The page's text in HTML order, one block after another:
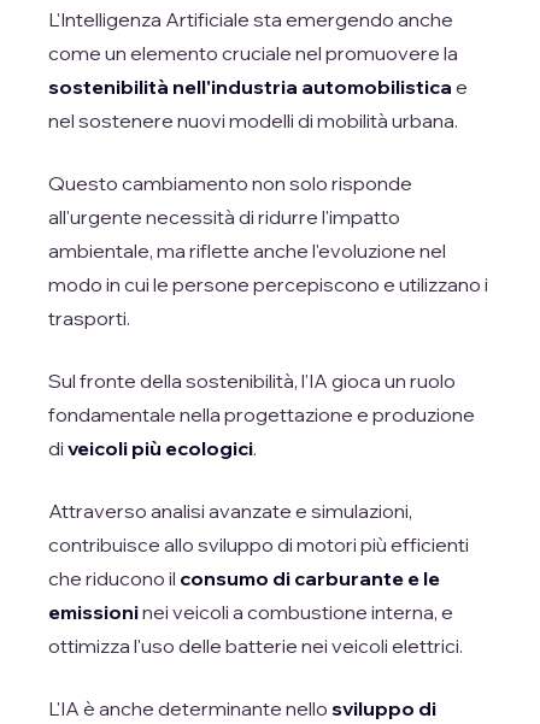
L'Intelligenza Artificiale sta emergendo anche
come un elemento cruciale nel promuovere la
sostenibilità nell'industria automobilistica e
nel sostenere nuovi modelli di mobilità urbana.
Questo cambiamento non solo risponde
all'urgente necessità di ridurre l'impatto
ambientale, ma riflette anche l'evoluzione nel
modo in cui le persone percepiscono e utilizzano i
trasporti.
Sul fronte della sostenibilità, l'IA gioca un ruolo
fondamentale nella progettazione e produzione
di veicoli più ecologici.
Attraverso analisi avanzate e simulazioni,
contribuisce allo sviluppo di motori più efficienti
che riducono il consumo di carburante e le
emissioninei veicoli a combustione interna, e
ottimizza l'uso delle batterie nei veicoli elettrici.
L'IA è anche determinante nello sviluppo di